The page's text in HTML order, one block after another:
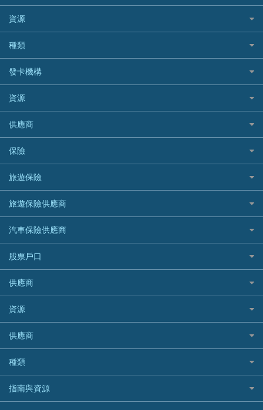
稅季/稅務貸款
網上貸款
結餘轉戶(清卡數貸款)
銀行貸款
財務公司貸款
免入息貸款
免TU貸款
急借錢
緊急貸款比較
最佳小額貸款比較
易批必批貸款
24小時貸款
最佳循環貸款
BEA 東亞銀行
BOC 中國銀行
Cashing Pro 優尚信貸
CCB(Asia) 中國建設銀行 (亞洲)
Citibank 花旗銀行
CNCBI 信銀國際
CreFIT 維信
DBS 星展銀行
DSB 大新銀行
HSBC 滙豐銀行貸款
K Cash 貸款
Mox 銀行
National Resources 中潤物業按揭
OCBC 華僑銀行
PrimeCredit 安信信貸
Promise 邦民日本財務
Rabbit Credit月兔信貸
Standard Chartered 渣打銀行
UA 亞洲聯合財務
WeLab Bank
WeLend 貸款
資源
如何申請個人貸款
如何管理個人貸款
個人貸款有用資訊
清卡數貸款教學
循環貸款教學
個人化貸款產品推介 🔥全新
供樓利息扣稅
最佳貸款app
種類
網購優惠
精選外幣網購信用卡
尊尚信用卡
公司信用卡
電子錢包信用卡
日本遊信用卡攻略
韓國遊信用卡攻略
台灣遊信用卡攻略
機場貴賓室信用卡
銀聯信用卡
高獎賞信用卡推薦
酒店信用卡
發卡機構
Citibank花旗銀行
AE美國運通
DBS星展銀行
HSBC滙豐銀行
Mox
信銀國際
大新銀行
恒生銀行
Standard Chartered渣打銀行
東亞銀行
SIM
Airwallex信用卡
資源
Black Friday優惠
淘寶付款方式
一田購物優惠日
SOGO感謝祭
HKTVmall優惠碼
交稅優惠
酒店優惠碼
機票優惠碼
供應商
八達通自動增值信用卡
保險
旅遊保險
汽車保險
家居保險
家傭保險
寵物保險
定期人壽保險
危疾保險
年金資訊
樓宇火險
旅遊保險
日本旅遊保險及資訊
泰國旅遊保險及資訊
台灣旅遊保險及資訊
韓國旅遊保險及資訊
歐洲旅遊保險及資訊
越南旅遊保險及資訊
澳洲旅遊保險及資訊
長者嘆世界
家庭親子遊
自駕遊比較
相機有得保
旅遊保險供應商
AXA 安盛
AIG 美亞
Allianz 安聯
Allied World 世聯
Avo
中國銀行
Bolttech 保特
Blue Cross 藍十字
中國平安
汽車保險供應商
大新汽車保險
中銀汽車保險
Allianz安聯汽車保險
bolttech保障汽車保險
Zurich蘇黎世汽車保險
QBE昆士蘭汽車保險
平安汽車保險
股票戶口
富途證券
IB盈透證券
老虎證券
uSMART 盈立證券
華盛証券
長橋證券
WeBull微牛證券
漲樂全球通｜華泰國際
供應商
富途牛牛好唔好？
Webull微牛證券好唔好？
Longbridge長橋證券好唔好？
老虎證券好唔好？
華盛証券好唔好？
漲樂全球通好唔好？
資源
股票戶口開戶
證券行邊間好？
港股5隻高息ETF精選
什麼是ETF？
香港30大高息股排行
供應商
銀行戶口比較
尊尚銀行戶口
Citi Plus
種類
定期存款
港元定存
指南與資源